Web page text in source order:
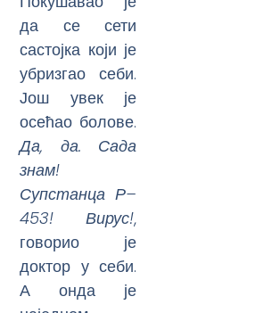
да се сети
састојка који је
убризгао себи.
Још увек је
осећао болове.
Да, да. Сада
знам!
Супстанца Р–
453! Вирус!,
говорио је
доктор у себи.
А онда је